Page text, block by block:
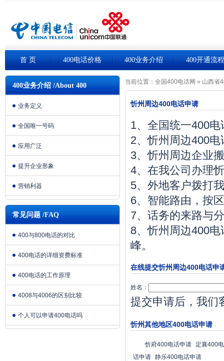
首 页 400电话价格 400业务介绍 400开通流程
400业务介绍 /About 400
业务定义
全国唯一号码
应用广泛
提升企业形象
营销利器
常见问题 /FAQ
400与800电话的对比
400电话的详细资费标准
400电话的工作原理
4008与4006的区别比较
个人可以申请400电话吗
当前位置： 全国400电话网 » 山西省
忻州周边400电话申请
1、全国统一400
2、忻州周边400
3、忻州周边企业
4、在我公司办理
5、外地客户拨打
6、智能路由，按
7、话务的来路与
8、忻州周边400
峰。
在线提交忻州周边400电话申
姓名：
提交申请后，我们
忻州其他地区400电话申请
忻府400电话申请
定襄400
话申请 静乐400电话申请